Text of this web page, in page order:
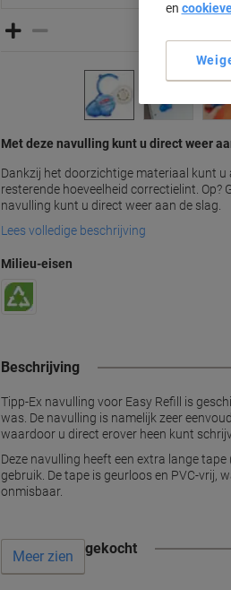
Met deze navulling kunt u direct weer
Dankzij het doorzichtige materiaal kunt u
resterende hoeveelheid correctielint. Op?
navulling kunt u direct weer aan de slag.
Lees volledige beschrijving
Milieu-eisen
Beschrijving
Tipp-Ex navulling voor Easy Refill is
was. De navulling is namelijk zeer
waardoor u direct erover heen kunt
Deze navulling heeft een extra lange
gebruik. De tape is geurloos en PVC-vrij,
onmisbaar.
Vaak samen gekocht
Meer zien
en